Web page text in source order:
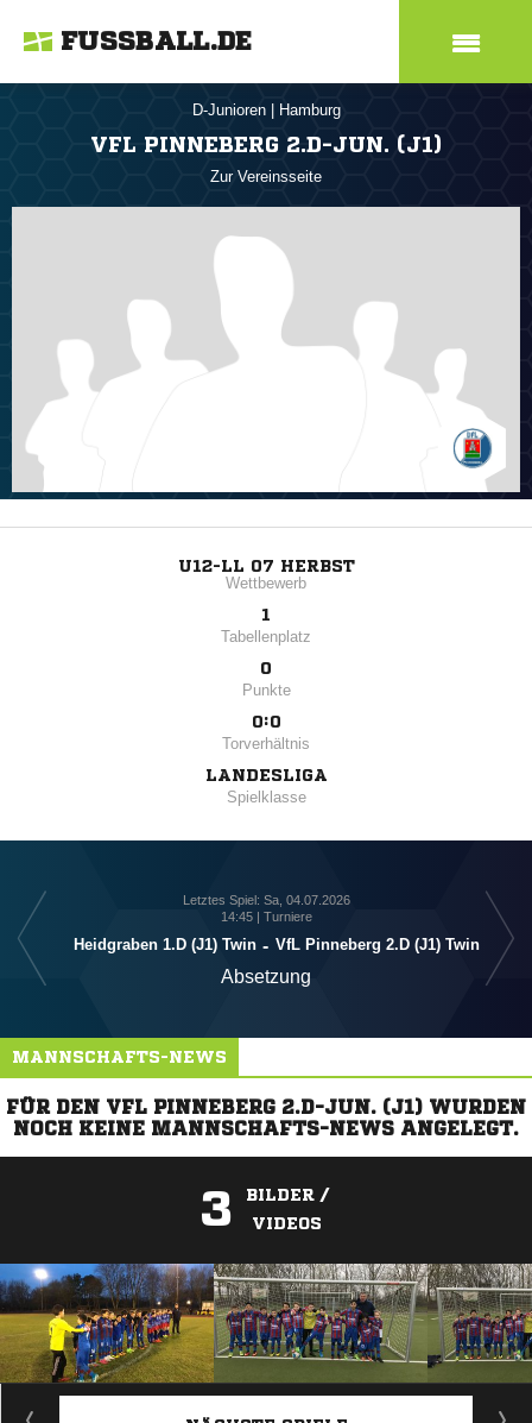
FUSSBALL.DE
D-Junioren Hamburg
VFL PINNEBERG 2.D-JUN. (J1)
Zur Vereinsseite
U12-LL 07 HERBST
Wettbewerb
1
Tabellenplatz
0
Punkte
0:0
Torverhältnis
LANDESLIGA
Spielklasse
Letztes Spiel: Sa, 04.07.2026
14:45 | Turniere
Heidgraben 1.D (J1) Twin - VfL Pinneberg 2.D (J1) Twin
Absetzung
MANNSCHAFTS-NEWS
FÜR DEN VFL PINNEBERG 2.D-JUN. (J1) WURDEN
NOCH KEINE MANNSCHAFTS-NEWS ANGELEGT.
3
BILDER /
VIDEOS
ANZEIGE